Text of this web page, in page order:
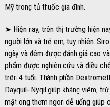
Mỹ trong tủ thuốc gia đình.
➤ Hiện nay, trên thị trường hiện
người lớn và trẻ em, tuy nhiên,
ngày và đêm được đánh giá cao
phẩm được nghiên cứu và điều
trên 4 tuổi. Thành phần
Dayquil- Nyqil giúp kháng viêm,
mật ong thơm ngon dễ uống giúp